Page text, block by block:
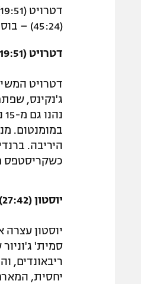
(45:24) – בוסטון (23:47) 117:112 דנבר (28:43) – טורונטו (30:39) 115:121
דטרויט (19:51) – גולדן סטייט (37:33) 101:115
כשקריסטפס
יוסטון (27:42) – אטלנטה (32:38) 95:117